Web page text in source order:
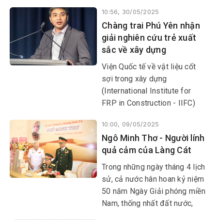
10:56, 30/05/2025
Chàng trai Phú Yên nhận
giải nghiên cứu trẻ xuất
sắc về xây dựng
Viện Quốc tế về vật liệu cốt
sợi trong xây dựng
(International Institute for
FRP in Construction - IIFC)
nghiên cứu trẻ xuất sắc.
PGS.TS Phạm Minh Thông,
quê xã Hòa Trị, huyện Phú
Hòa, hiện là giảng viên khoa
STEM (Khoa học, công nghệ,
kỹ thuật và toán), Đại học Nam
Australia (Úc) đã được vinh
10:00, 09/05/2025
Ngô Minh Thơ - Người lính
quả cảm của Làng Cát
Trong những ngày tháng 4 lịch
sử, cả nước hân hoan kỷ niệm
50 năm Ngày Giải phóng miền
Nam, thống nhất đất nước,